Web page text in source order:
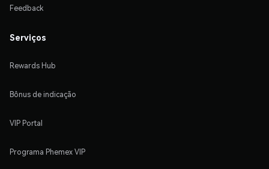
Feedback
Serviços
Rewards Hub
Bônus de indicação
VIP Portal
Programa Phemex VIP